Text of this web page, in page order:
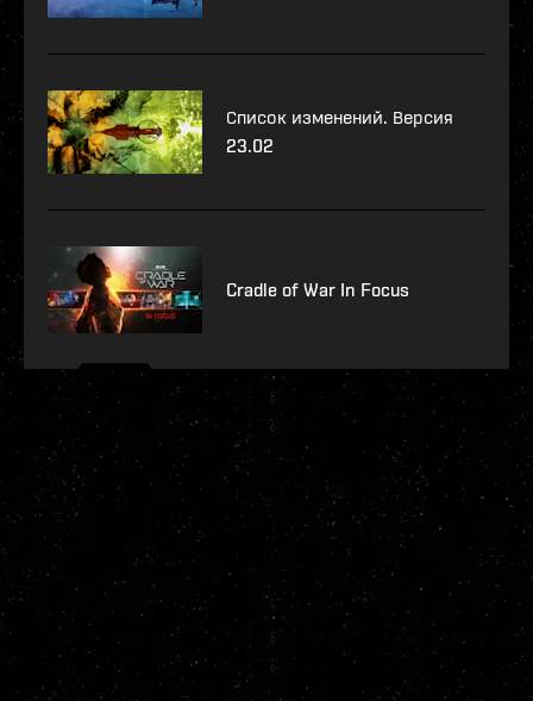
Список изменений. Версия
23.02
Cradle of War In Focus